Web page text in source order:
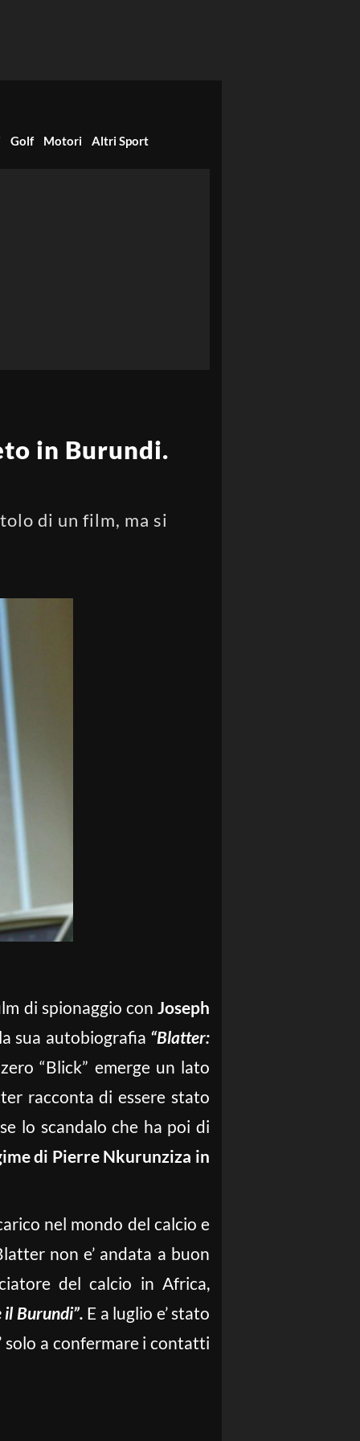
Golf Motori Altri Sport
in Burundi.
di un film, ma si
di spionaggio conJoseph
sua autobiografia “Blatter:
“Blick” emerge un lato
racconta di essere stato
lo scandalo che ha poi di
di Pierre Nkurunziza in
nel mondo del calcio e
non e’ andata a buon
del calcio in Africa,
il Burundi”. E a luglio e’ stato
a confermare i contatti